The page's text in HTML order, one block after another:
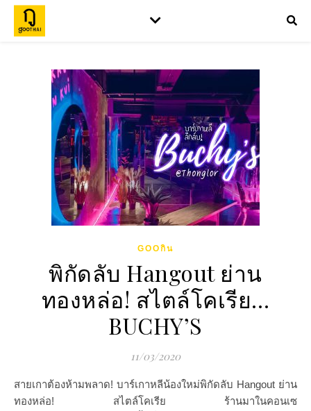
GOOกิน
พิกัดลับ Hangout ย่าน
ทองหล่อ! สไตล์โคเรีย…
BUCHY’S
11/03/2020
สายเกาต้องห้ามพลาด! บาร์เกาหลีน้องใหม่พิกัดลับ Hangout ย่าน
ทองหล่อ! สไตล์โคเรีย ร้านมาในคอนเซ